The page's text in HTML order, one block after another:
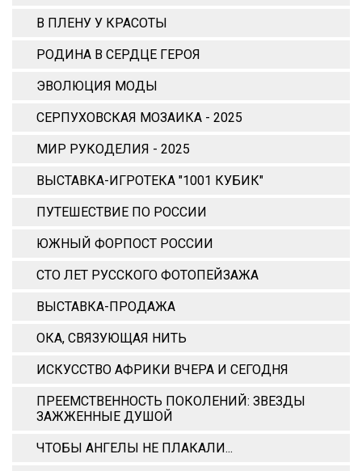
В ПЛЕНУ У КРАСОТЫ
РОДИНА В СЕРДЦЕ ГЕРОЯ
ЭВОЛЮЦИЯ МОДЫ
СЕРПУХОВСКАЯ МОЗАИКА - 2025
МИР РУКОДЕЛИЯ - 2025
ВЫСТАВКА-ИГРОТЕКА "1001 КУБИК"
ПУТЕШЕСТВИЕ ПО РОССИИ
ЮЖНЫЙ ФОРПОСТ РОССИИ
СТО ЛЕТ РУССКОГО ФОТОПЕЙЗАЖА
ВЫСТАВКА-ПРОДАЖА
ОКА, СВЯЗУЮЩАЯ НИТЬ
ИСКУССТВО АФРИКИ ВЧЕРА И СЕГОДНЯ
ПРЕЕМСТВЕННОСТЬ ПОКОЛЕНИЙ: ЗВЕЗДЫ
ЗАЖЖЕННЫЕ ДУШОЙ
ЧТОБЫ АНГЕЛЫ НЕ ПЛАКАЛИ...